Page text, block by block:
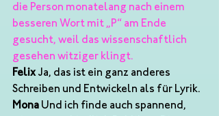
die Person monatelang nach einem
besseren Wort mit „P“ am Ende
gesucht, weil das wissenschaftlich
gesehen witziger klingt.
Felix Ja, das ist ein ganz anderes
Schreiben und Entwickeln als für Lyrik.
Mona Und ich finde auch spannend,